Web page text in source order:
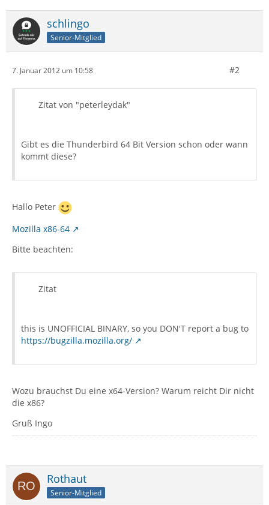
schlingo
Senior-Mitglied
7. Januar 2012 um 10:58 #2
Zitat von "peterleydak"
Gibt es die Thunderbird 64 Bit Version schon oder wann
kommt diese?
Hallo Peter
Mozilla x86-64
Bitte beachten:
Zitat
this is UNOFFICIAL BINARY, so you DON'T report a bug to
https://bugzilla.mozilla.org/
Wozu brauchst Du eine x64-Version? Warum reicht Dir nicht
die x86?
Gruß Ingo
Rothaut
Senior-Mitglied